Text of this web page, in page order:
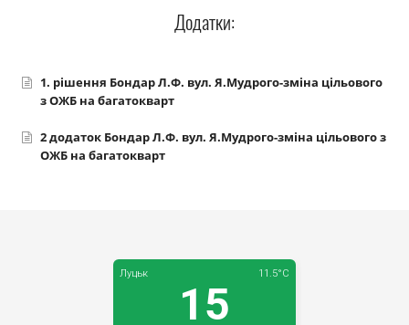
Додатки:
1. рішення Бондар Л.Ф. вул. Я.Мудрого-зміна цільового
з ОЖБ на багатокварт
2 додаток Бондар Л.Ф. вул. Я.Мудрого-зміна цільового з
ОЖБ на багатокварт